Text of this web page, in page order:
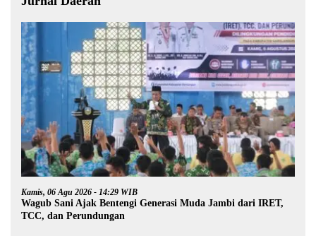
Kamis, 06 Agu 2026 - 14:29 WIB
Wagub Sani Ajak Bentengi Generasi Muda Jambi dari IRET,
TCC, dan Perundungan